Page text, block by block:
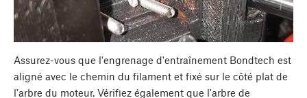
Assurez-vous que l'engrenage d'entraînement Bondtech est
aligné avec le chemin du filament et fixé sur le côté plat de
l'arbre du moteur. Vérifiez également que l'arbre de